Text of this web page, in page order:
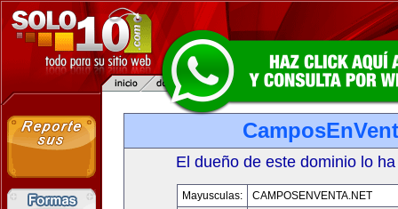
El dueño de este dominio lo
Mayusculas:
CAMPOSENVENTA.NET